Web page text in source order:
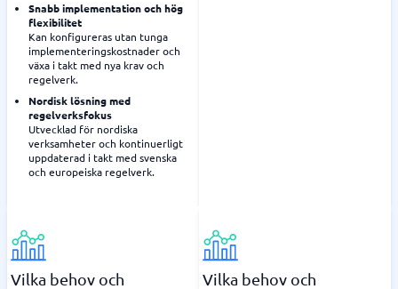
Snabb implementation och hög
flexibilitet
Kan konfigureras utan tunga
implementeringskostnader och
växa i takt med nya krav och
regelverk.
Nordisk lösning med
regelverksfokus
Utvecklad för nordiska
verksamheter och kontinuerligt
uppdaterad i takt med svenska
och europeiska regelverk.
Vilka behov och
Vilka behov och